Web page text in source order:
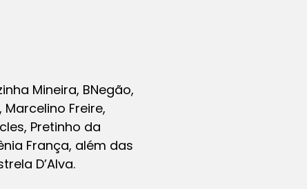
Mineira, BNegão,
Marcelino Freire,
Pretinho da
França, além das
D’Alva.